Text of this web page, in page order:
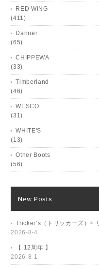
RED WING
(411)
Danner
(65)
CHIPPEWA
(33)
Timberland
(46)
WESCO
(31)
WHITE'S
(13)
Other Boots
(56)
New Posts
Tricker’s（トリッカーズ）×
2026-8-4
【 12周年 】
2026-8-1